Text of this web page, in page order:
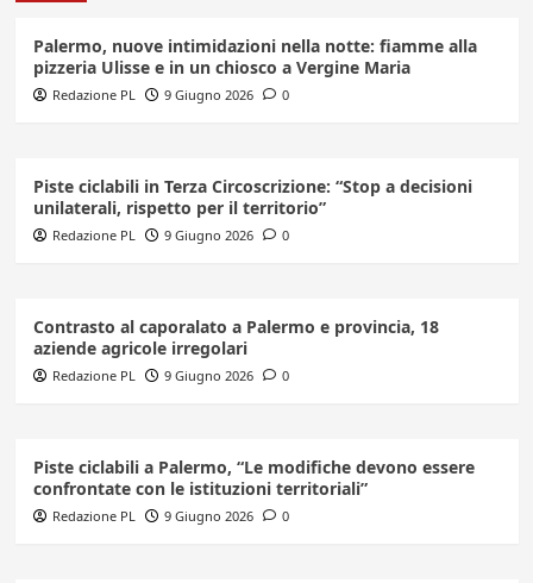
Palermo, nuove intimidazioni nella notte: fiamme alla
pizzeria Ulisse e in un chiosco a Vergine Maria
Redazione PL 9 Giugno 2026 0
Piste ciclabili in Terza Circoscrizione: “Stop a decisioni
unilaterali, rispetto per il territorio”
Redazione PL 9 Giugno 2026 0
Contrasto al caporalato a Palermo e provincia, 18
aziende agricole irregolari
Redazione PL 9 Giugno 2026 0
Piste ciclabili a Palermo, “Le modifiche devono essere
confrontate con le istituzioni territoriali”
Redazione PL 9 Giugno 2026 0